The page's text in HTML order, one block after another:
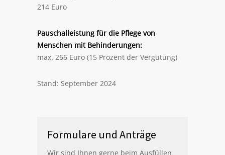
214 Euro
Pauschalleistung für die Pflege von
Menschen mit Behinderungen:
max. 266 Euro (15 Prozent der Vergütung)
Stand: September 2024
Formulare und Anträge
Wir sind Ihnen gerne beim Ausfüllen